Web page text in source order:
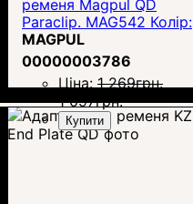
ременя Magpul QD
Paraclip. MAG542 Колір:
чорний
MAGPUL
00000003786
Ціна: 1 269грн.
1 097грн.
Купити